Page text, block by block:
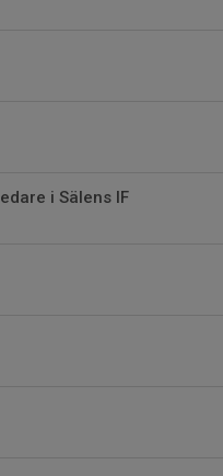
i Sälens IF